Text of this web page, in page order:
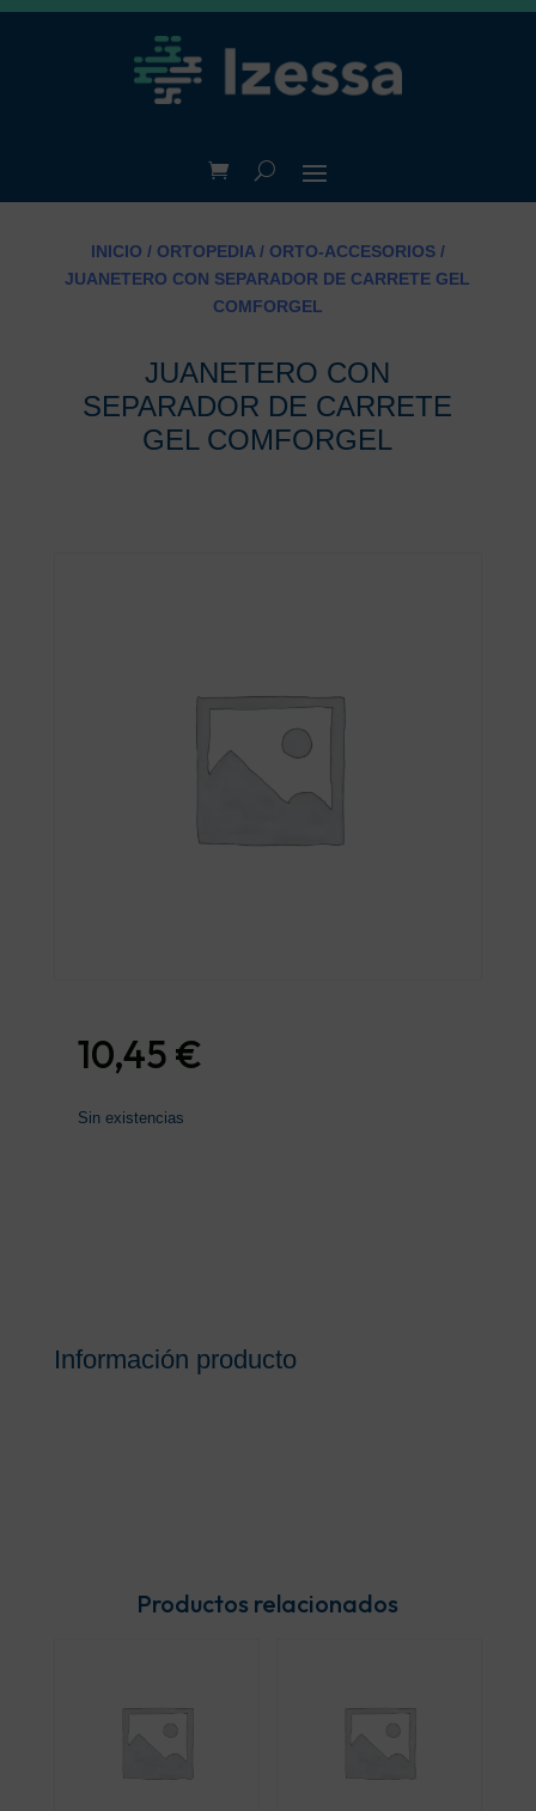
INICIO / ORTOPEDIA/ ORTO-ACCESORIOS/
JUANETERO CON SEPARADOR DE CARRETE GEL
COMFORGEL
JUANETERO CON
SEPARADOR DE CARRETE
GEL COMFORGEL
10,45 €
Sin existencias
Información producto
Productos relacionados